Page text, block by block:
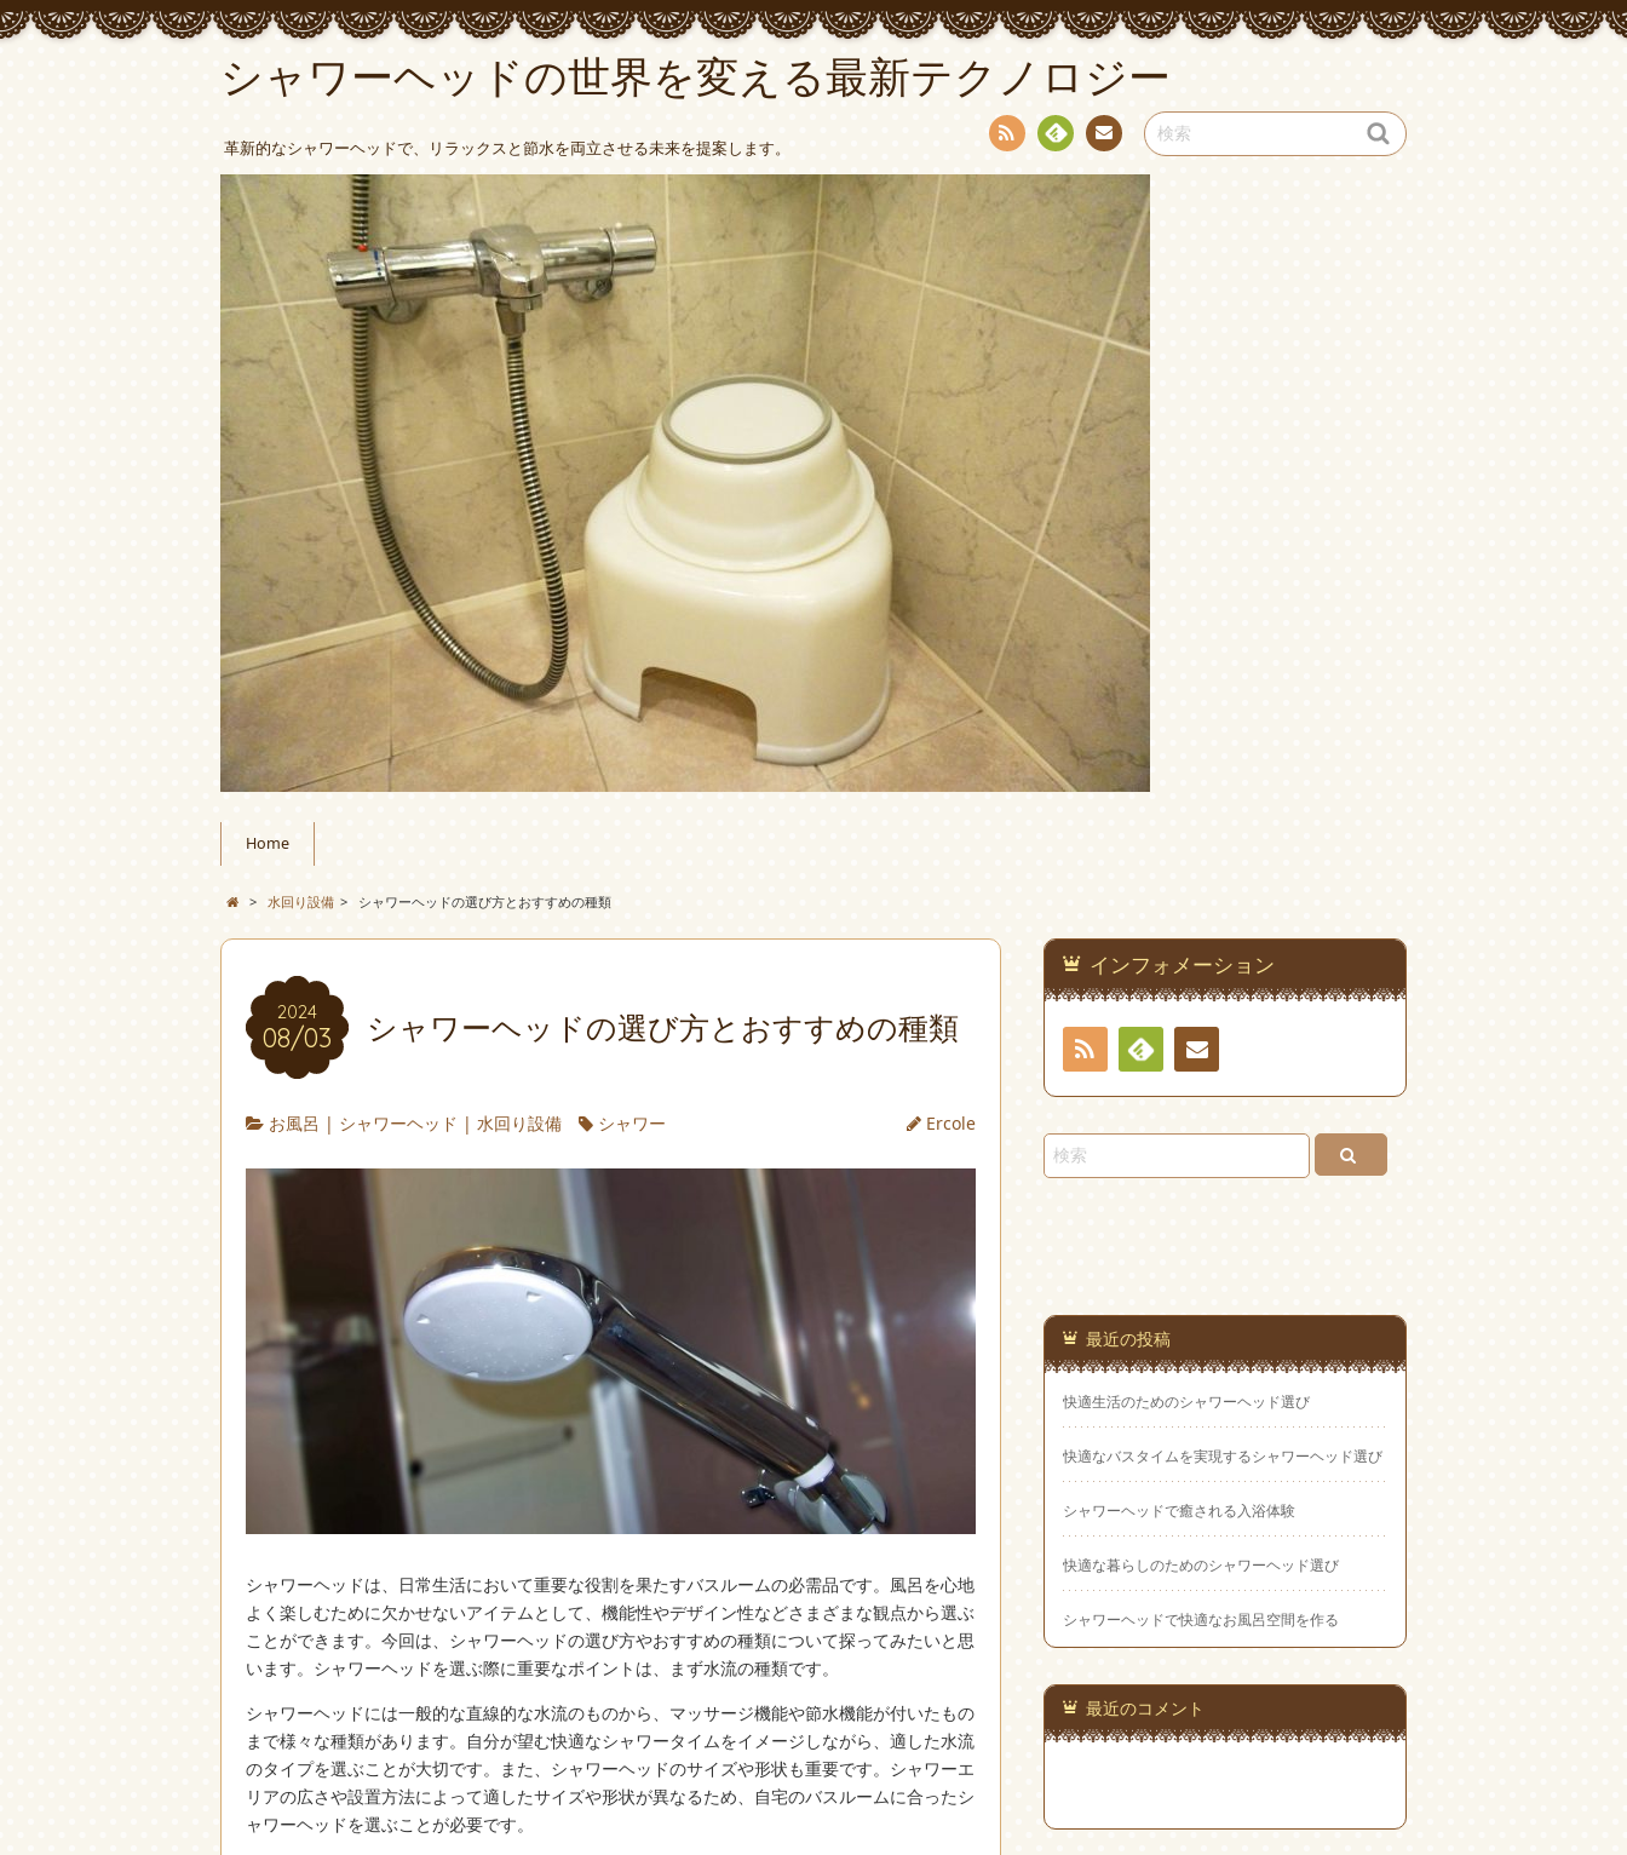
シャワーヘッドの世界を変える最新テクノロジー
革新的なシャワーヘッドで、リラックスと節水を両立させる未来を提案します。
RSS Fee
dly
い合
わせ
Home
> 水回り設備 > シャワーヘッドの選び方とおすすめの種類
2024
08/03 シャワーヘッドの選び方とおすすめの種類
お風呂 | シャワーヘッド |水回り設備 シャワー Ercole
シャワーヘッドは、日常生活において重要な役割を果たすバスルームの必需品です。
風呂を心地
よく楽しむために欠かせないアイテムとして、機能性やデザイン性などさまざまな観点から選ぶ
ことができます。今回は、シャワーヘッドの選び方やおすすめの種類について探ってみたいと思
います。シャワーヘッドを選ぶ際に重要なポイントは、まず水流の種類です。
シャワーヘッドには一般的な直線的な水流のものから、マッサージ機能や節水機能が付いたもの
まで様々な種類があります。自分が望む快適なシャワータイムをイメージしながら、適した水流
のタイプを選ぶことが大切です。また、シャワーヘッドのサイズや形状も重要です。シャワーエ
リアの広さや設置方法によって適したサイズや形状が異なるため、自宅のバスルームに合ったシ
ャワーヘッドを選ぶことが必要です。
インフォメーション
RSS
Feedlyお問
い合
わせ
最近の投稿
快適生活のためのシャワーヘッド選び
快適なバスタイムを実現するシャワーヘッド選び
シャワーヘッドで癒される入浴体験
快適な暮らしのためのシャワーヘッド選び
シャワーヘッドで快適なお風呂空間を作る
最近のコメント